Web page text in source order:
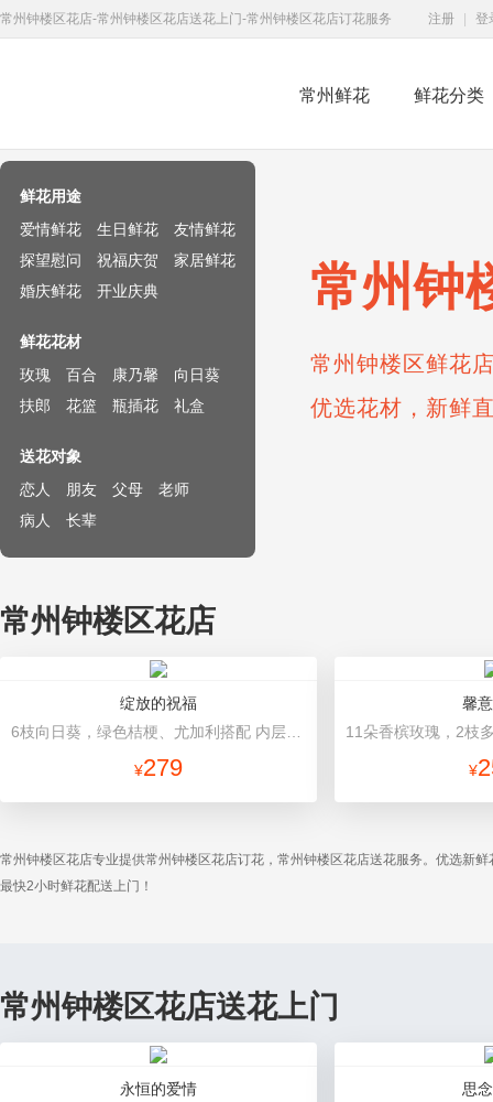
常州钟楼区花店-常州钟楼区花店送花上门-常州钟楼区花店订花服务 注册 登
常州鲜花 鲜花分类
常州钟
常州钟楼区鲜花
优选花材，新鲜
鲜花用途
爱情鲜花
生日鲜花
友情鲜花
探望慰问
祝福庆贺
家居鲜花
婚庆鲜花
开业庆典
鲜花花材
玫瑰
百合 康乃馨
向日葵
扶郎
花篮 瓶插花 礼盒
送花对象
恋人
朋友 父母
老师
病人
长辈
常州钟楼区花店
绽放的祝福
¥279
馨
¥
常州钟楼区花店专业提供常州钟楼区花店订花，常州钟楼区花店送花服务。优选新
最快2小时鲜花配送上门！
常州钟楼区花店送花上门
永恒的爱情
思